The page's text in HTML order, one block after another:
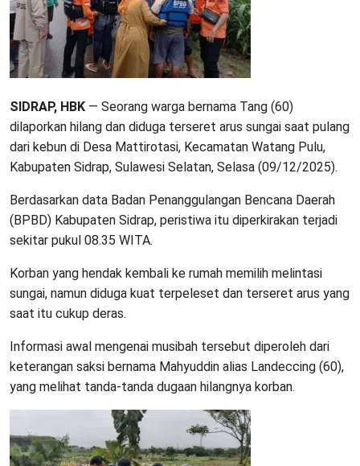
SIDRAP, HBK — Seorang warga bernama Tang (60)
dilaporkan hilang dan diduga terseret arus sungai saat pulang
dari kebun di Desa Mattirotasi, Kecamatan Watang Pulu,
Kabupaten Sidrap, Sulawesi Selatan, Selasa (09/12/2025).
Berdasarkan data Badan Penanggulangan Bencana Daerah
(BPBD) Kabupaten Sidrap, peristiwa itu diperkirakan terjadi
sekitar pukul 08.35 WITA.
Korban yang hendak kembali ke rumah memilih melintasi
sungai, namun diduga kuat terpeleset dan terseret arus yang
saat itu cukup deras.
Informasi awal mengenai musibah tersebut diperoleh dari
keterangan saksi bernama Mahyuddin alias Landeccing (60),
yang melihat tanda-tanda dugaan hilangnya korban.